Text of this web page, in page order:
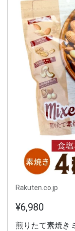
Rakuten.co.jp
¥6,980
煎りたて素焼き